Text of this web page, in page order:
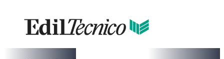
contenuto
I più cercati
Lorem ipsum dolor sit amet consectetur